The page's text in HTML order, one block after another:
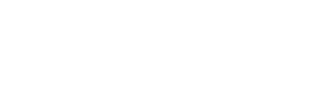
De gikk inn på den russiske og
at de skulle få Norge. Sverige